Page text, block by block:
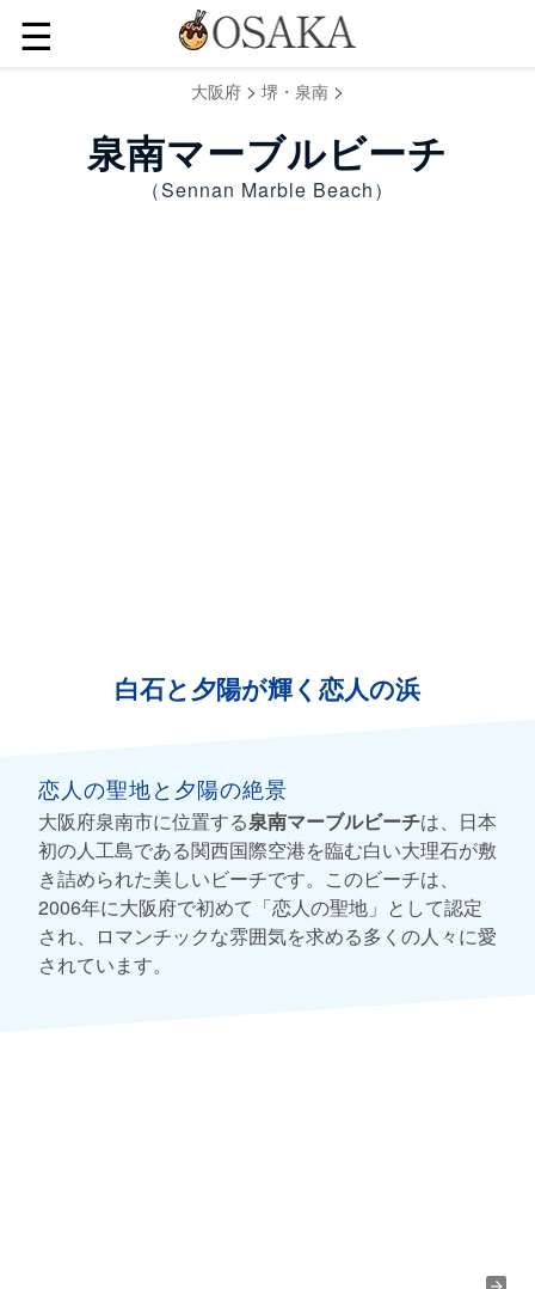
☰
大阪府 > 堺・泉南 >
泉南マーブルビーチ
（Sennan Marble Beach）
白石と夕陽が輝く恋人の浜
恋人の聖地と夕陽の絶景
大阪府泉南市に位置する泉南マーブルビーチは、日本
初の人工島である関西国際空港を臨む白い大理石が敷
き詰められた美しいビーチです。このビーチは、
2006年に大阪府で初めて「恋人の聖地」として認定
され、ロマンチックな雰囲気を求める多くの人々に愛
されています。